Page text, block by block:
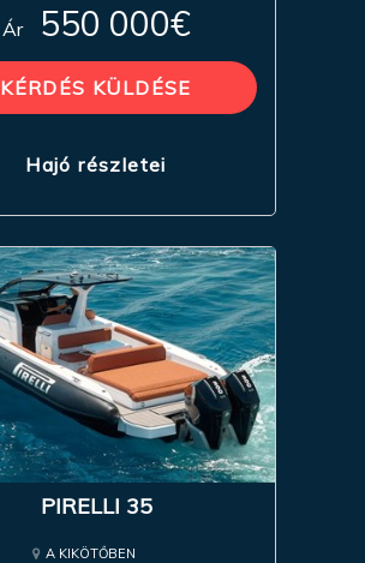
Ár 550 000€
KÉRDÉS KÜLDÉSE
Hajó részletei
PIRELLI 35
A KIKÖTŐBEN